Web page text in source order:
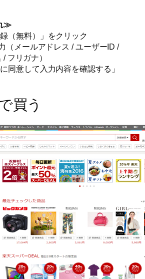
≫
（無料）」をクリック
（メールアドレス / ユーザーID /
フリガナ）
同意して入力内容を確認する」
買う